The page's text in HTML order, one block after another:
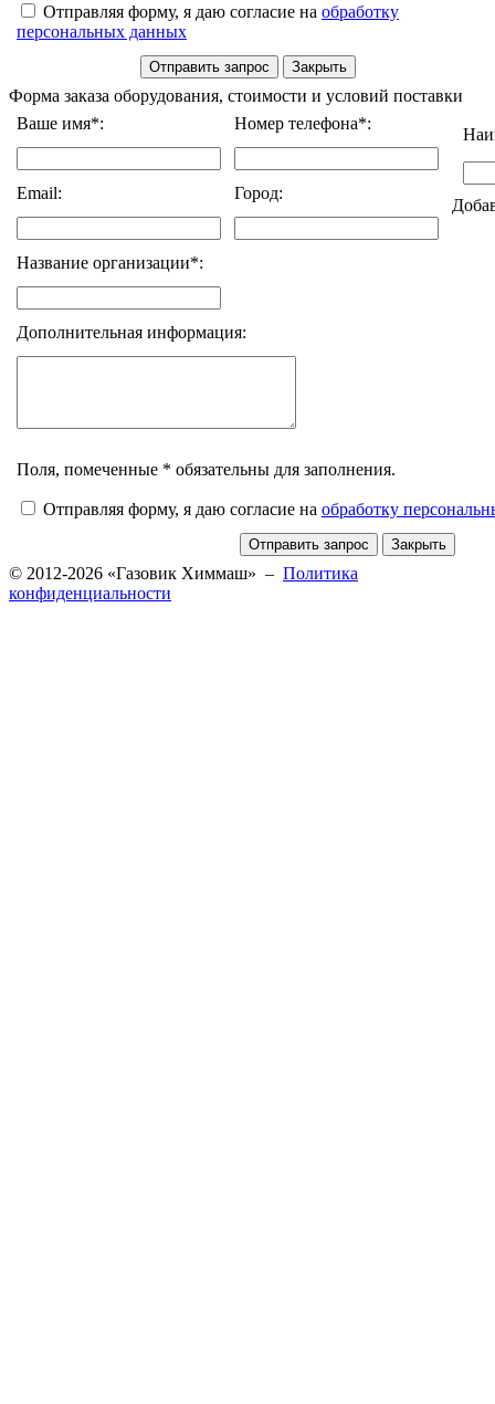
Отправляя форму, я даю согласие на обработку
персональных данных
Форма заказа оборудования, стоимости и условий поставки
Ваше имя*:
Номер телефона*:
Email: Город:
Название организации*:
Дополнительная информация:
Поля, помеченные * обязательны для заполнения.
Отправляя форму, я даю согласие на обработку
© 2012-2026 «Газовик Химмаш» – Политика
конфиденциальности